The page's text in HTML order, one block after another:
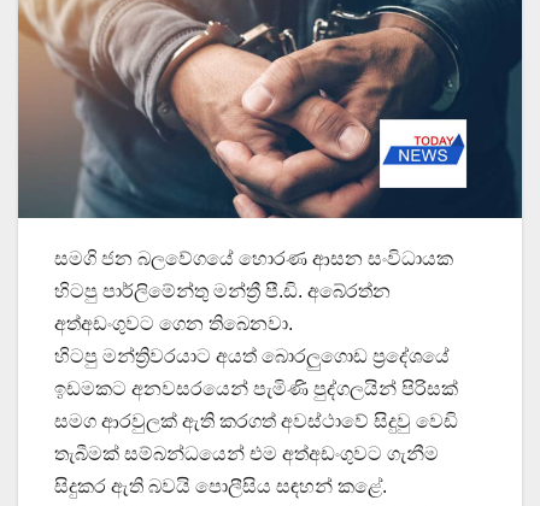
සමගි ජන බලවේගයේ හොරණ ආසන සංවිධායක
හිටපු පාර්ලිමේන්තු මන්ත්‍රී පී.ඩි. අබේරත්න
අත්අඩංගුවට ගෙන තිබෙනවා.
හිටපු මන්ත්‍රිවරයාට අයත් බොරලුගොඩ ප්‍රදේශයේ
ඉඩමකට අනවසරයෙන් පැමිණි පුද්ගලයින් පිරිසක්
සමග ආරවුලක් ඇති කරගත් අවස්ථාවේ සිදුවු වෙඩි
තැබීමක් සම්බන්ධයෙන් එම අත්අඩංගුවට ගැනීම
සිදුකර ඇති බවයි පොලීසිය සඳහන් කළේ.